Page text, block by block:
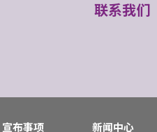
联系我们
宣布事项
新闻中心